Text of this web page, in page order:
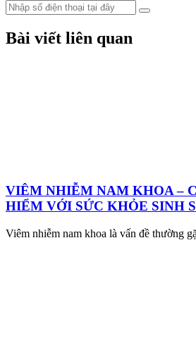
Bài viết liên quan
VIÊM NHIỄM NAM KHOA –
HIỂM VỚI SỨC KHỎE SINH
Viêm nhiễm nam khoa là vấn đề thường